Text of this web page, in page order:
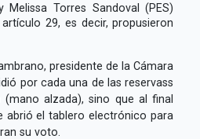
Melissa Torres Sandoval (PES)
29, es decir, propusieron
presidente de la Cámara
por cada una de las reservass
alzada), sino que al final
abrió el tablero electrónico para
su voto.